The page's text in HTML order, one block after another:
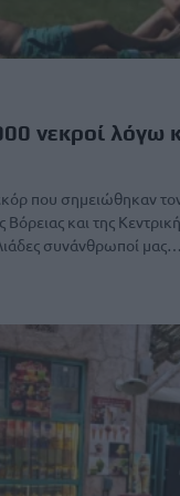
νεκροί λόγω
που σημειώθηκαν
Βόρειας και της
συνάνθρωποί μας…